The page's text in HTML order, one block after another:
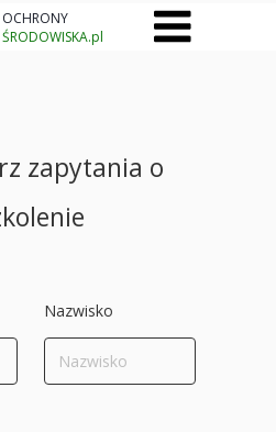
OCHRONY
ŚRODOWISKA.pl
zapytania o
Nazwisko